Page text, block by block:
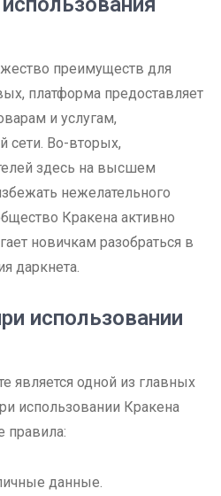
преимуществ для
платформа предоставляет
и услугам,
сети. Во-вторых,
здесь на высшем
нежелательного
Кракена активно
новичкам разобраться в
даркнета.
использовании
является одной из главных
использовании Кракена
правила:
данные.